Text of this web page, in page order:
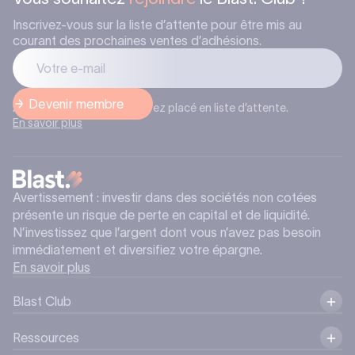
Inscrivez-vous sur la liste d’attente pour être mis au
courant des prochaines ventes d’adhésions.
Après l’inscription, vous serez placé en liste d’attente.
En savoir plus
Avertissement : investir dans des sociétés non cotées
présente un risque de perte en capital et de liquidité.
N’investissez que l’argent dont vous n’avez pas besoin
immédiatement et diversifiez votre épargne.
En savoir plus
Blast Club
Ressources